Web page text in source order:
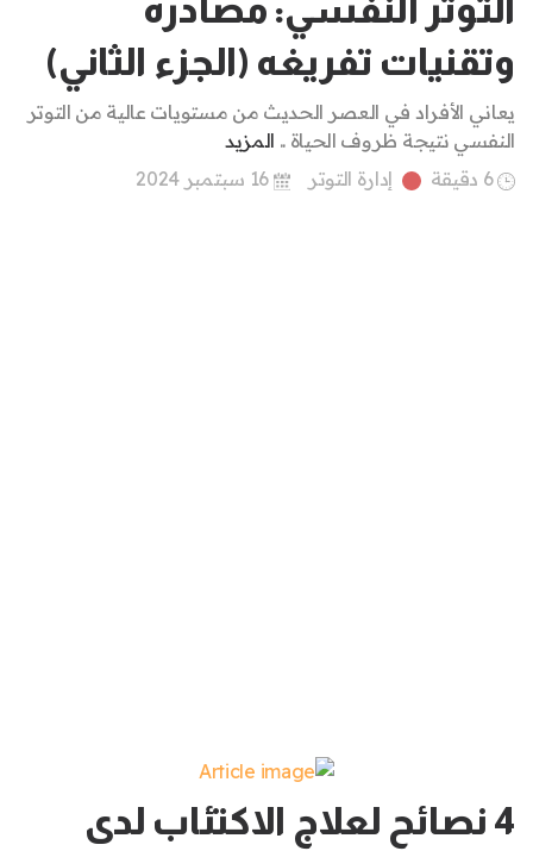
التوتر النفسي: مصادره
وتقنيات تفريغه (الجزء الثاني)
يعاني الأفراد في العصر الحديث من مستويات عالية من التوتر
النفسي نتيجة ظروف الحياة .. المزيد
6 دقيقة
إدارة التوتر 16 سبتمبر 2024
4 نصائح لعلاج الاكتئاب لدى